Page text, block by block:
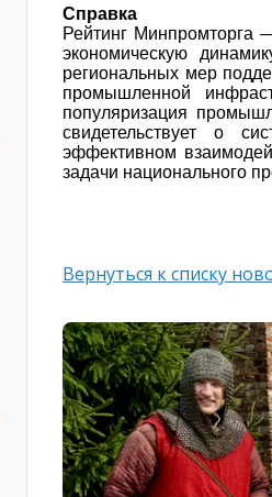
Справка
Рейтинг Минпромторга
экономическую
региональных мер
промышленной
популяризация
свидетельствует о
эффективном
задачи национального
Вернуться к списку